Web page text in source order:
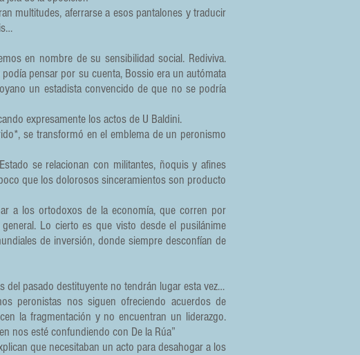
multitudes, aferrarse a esos pantalones y traducir
en nombre de su sensibilidad social. Rediviva.
pensar por su cuenta, Bossio era un autómata
un estadista convencido de que no se podría
expresamente los actos de U Baldini.
se transformó en el emblema de un peronismo
se relacionan con militantes, ñoquis y afines
que los dolorosos sinceramientos son producto
a los ortodoxos de la economía, que corren por
Lo cierto es que visto desde el pusilánime
de inversión, donde siempre desconfían de
del pasado destituyente no tendrán lugar esta vez…
peronistas nos siguen ofreciendo acuerdos de
la fragmentación y no encuentran un liderazgo.
nos esté confundiendo con De la Rúa”
que necesitaban un acto para desahogar a los